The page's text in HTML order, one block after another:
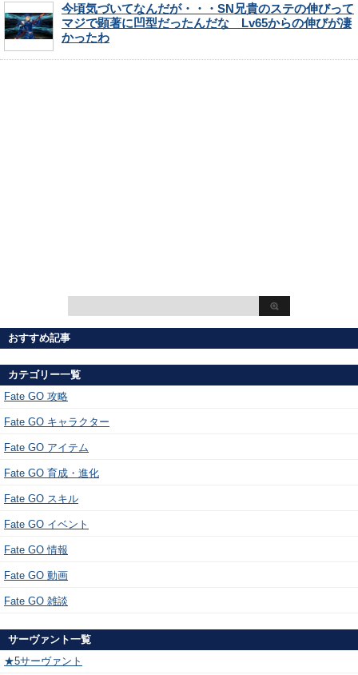
今頃気づいてなんだが・・・SN兄貴のステの伸びって
マジで顕著に凹型だったんだな Lv65からの伸びが凄
かったわ
おすすめ記事
カテゴリー一覧
Fate GO 攻略
Fate GO キャラクター
Fate GO アイテム
Fate GO 育成・進化
Fate GO スキル
Fate GO イベント
Fate GO 情報
Fate GO 動画
Fate GO 雑談
サーヴァント一覧
★5サーヴァント